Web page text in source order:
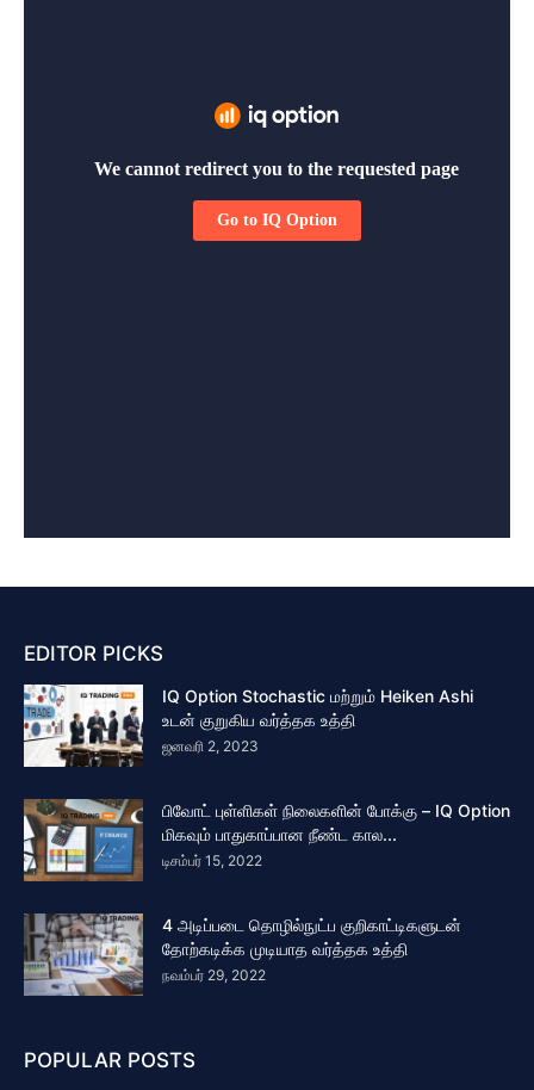
EDITOR PICKS
IQ Option Stochastic மற்றும் Heiken Ashi
உடன் குறுகிய வர்த்தக உத்தி
ஜனவரி 2, 2023
பிவோட் புள்ளிகள் நிலைகளின் போக்கு – IQ Option
மிகவும் பாதுகாப்பான நீண்ட கால...
டிசம்பர் 15, 2022
4 அடிப்படை தொழில்நுட்ப குறிகாட்டிகளுடன்
தோற்கடிக்க முடியாத வர்த்தக உத்தி
நவம்பர் 29, 2022
POPULAR POSTS